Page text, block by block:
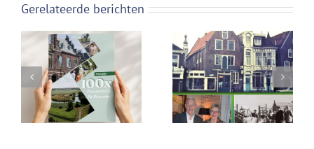
Gerelateerde berichten